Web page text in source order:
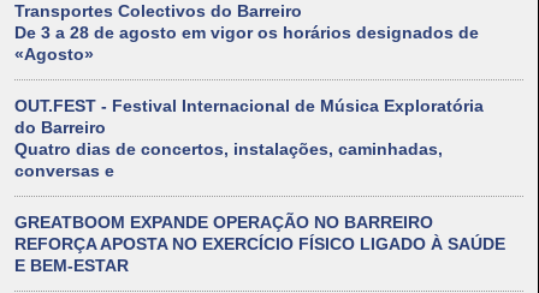
Transportes Colectivos do Barreiro
De 3 a 28 de agosto em vigor os horários designados de
«Agosto»
OUT.FEST - Festival Internacional de Música Exploratória
do Barreiro
Quatro dias de concertos, instalações, caminhadas,
conversas e
GREATBOOM EXPANDE OPERAÇÃO NO BARREIRO
REFORÇA APOSTA NO EXERCÍCIO FÍSICO LIGADO À SAÚDE
E BEM-ESTAR